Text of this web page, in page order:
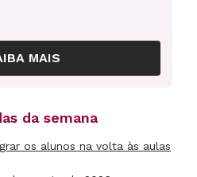
MAIS
da semana
os alunos na volta às aulas